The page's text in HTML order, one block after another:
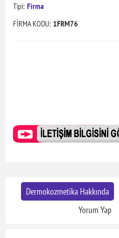
Tipi: Firma
FİRMA KODU: 1FRM76
Dermokozmetika Hakkında
Yorum Yap